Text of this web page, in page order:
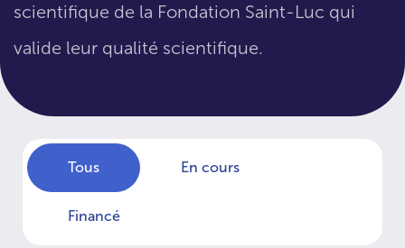
scientifique de la Fondation Saint-Luc qui
valide leur qualité scientifique.
Tous En cours
Financé